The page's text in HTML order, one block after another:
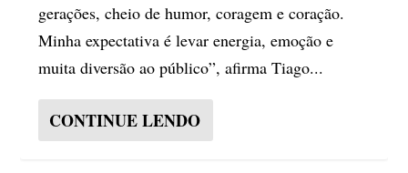
gerações, cheio de humor, coragem e coração.
Minha expectativa é levar energia, emoção e
muita diversão ao público”, afirma Tiago...
CONTINUE LENDO